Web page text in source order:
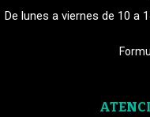
De lunes a viernes de 10 a